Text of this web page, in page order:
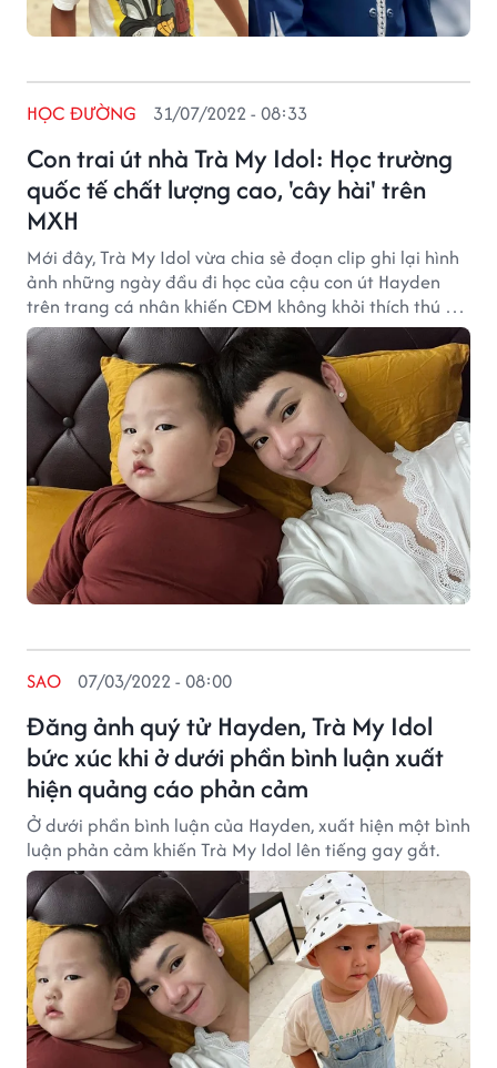
Con trai út nhà Trà My Idol: Học trường
quốc tế chất lượng cao, 'cây hài' trên
MXH
HỌC ĐƯỜNG 31/07/2022 - 08:33
Mới đây, Trà My Idol vừa chia sẻ đoạn clip ghi lại hình
ảnh những ngày đầu đi học của cậu con út Hayden
trên trang cá nhân khiến CĐM không khỏi thích thú và
tò mò về ngôi trường mà cậu bé theo học.
Đăng ảnh quý tử Hayden, Trà My Idol
bức xúc khi ở dưới phần bình luận xuất
hiện quảng cáo phản cảm
SAO 07/03/2022 - 08:00
Ở dưới phần bình luận của Hayden, xuất hiện một bình
luận phản cảm khiến Trà My Idol lên tiếng gay gắt.